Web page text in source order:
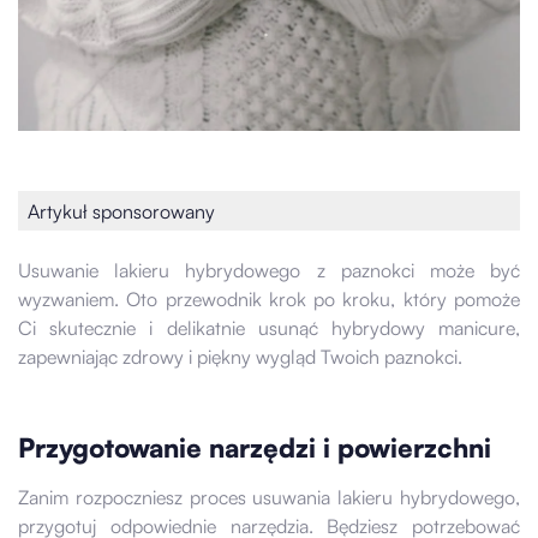
Artykuł sponsorowany
Usuwanie lakieru hybrydowego z paznokci może być
wyzwaniem. Oto przewodnik krok po kroku, który pomoże
Ci skutecznie i delikatnie usunąć hybrydowy manicure,
zapewniając zdrowy i piękny wygląd Twoich paznokci.
Przygotowanie narzędzi i powierzchni
Zanim rozpoczniesz proces usuwania lakieru hybrydowego,
przygotuj odpowiednie narzędzia. Będziesz potrzebować